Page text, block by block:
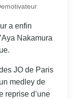
a enfin
Nakamura
JO de Paris
medley de
reprise d’une